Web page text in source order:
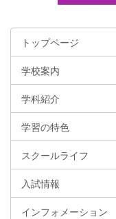
トップページ
学校案内
学科紹介
学習の特色
スクールライフ
入試情報
インフォメーション